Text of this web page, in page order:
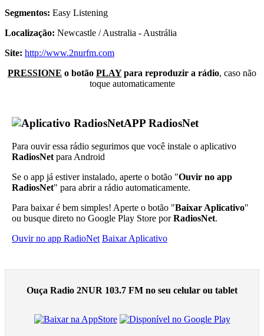
Segmentos: Easy Listening
Localização: Newcastle / Australia - Austrália
Site: http://www.2nurfm.com
PRESSIONE o botão PLAYpara reproduzir a rádio, caso não
toque automaticamente
APP RadiosNet
Para ouvir essa rádio segurimos que você instale o aplicativo
RadiosNet para Android
Se o app já estiver instalado, aperte o botão "Ouvir no app
RadiosNet" para abrir a rádio automaticamente.
Para baixar é bem simples! Aperte o botão "Baixar Aplicativo"
ou busque direto no Google Play Store porRadiosNet.
Ouvir no app RadioNet Baixar Aplicativo
Ouça Radio 2NUR 103.7 FM no seu celular ou tablet